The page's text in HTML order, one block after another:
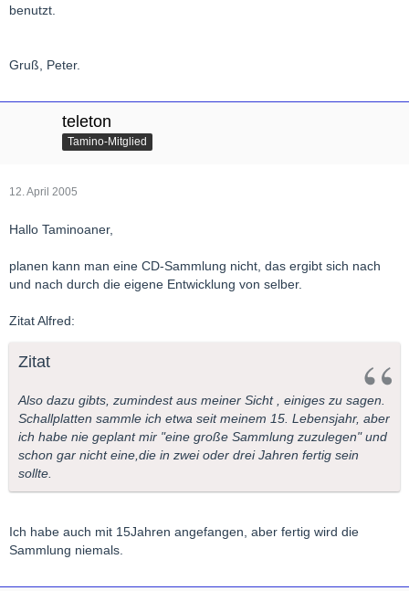
benutzt.
Gruß, Peter.
teleton
Tamino-Mitglied
12. April 2005
Hallo Taminoaner,
planen kann man eine CD-Sammlung nicht, das ergibt sich nach
und nach durch die eigene Entwicklung von selber.
Zitat Alfred:
Zitat
Also dazu gibts, zumindest aus meiner Sicht , einiges zu sagen.
Schallplatten sammle ich etwa seit meinem 15. Lebensjahr, aber
ich habe nie geplant mir "eine große Sammlung zuzulegen" und
schon gar nicht eine,die in zwei oder drei Jahren fertig sein
sollte.
Ich habe auch mit 15Jahren angefangen, aber fertig wird die
Sammlung niemals.